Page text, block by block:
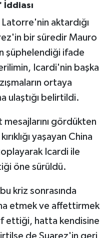
aktardığı
bir süredir Mauro
şüphelendiği ifade
Icardi'nin başka
ortaya
ulaştığı belirtildi.
mesajlarını gördükten
yaşayan China
Icardi ile
öne sürüldü.
kriz sonrasında
etmek ve affettirmek
ettiği, hatta kendisine